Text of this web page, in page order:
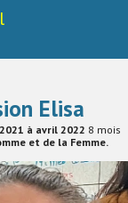
Elisa
2021 à avril 2022 8 mois
et de la Femme.